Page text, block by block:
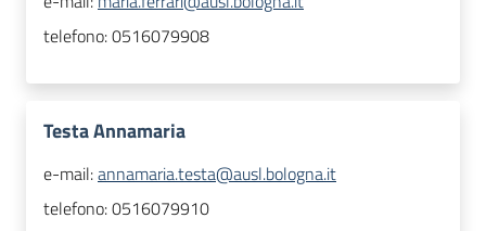
telefono:0516079908
Testa Annamaria
e-mail:annamaria.testa@ausl.bologna.it
telefono:0516079910